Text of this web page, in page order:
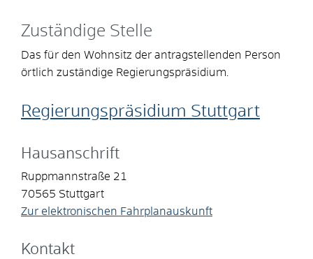
Zuständige Stelle
Das für den Wohnsitz der antragstellenden Person
örtlich zuständige Regierungspräsidium.
Regierungspräsidium Stuttgart
Hausanschrift
Ruppmannstraße 21
70565 Stuttgart
Zur elektronischen Fahrplanauskunft
Kontakt